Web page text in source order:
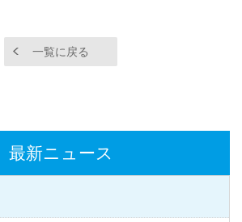
一覧に戻る
最新ニュース